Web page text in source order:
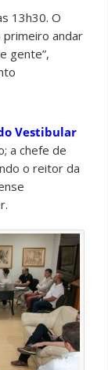
13h30. O
primeiro andar
gente”,
Vestibular
a chefe de
o reitor da